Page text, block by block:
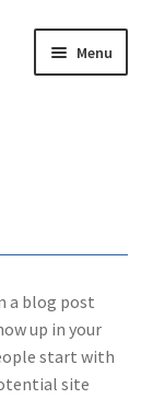
Menu
doznających i
rodzinna
a blog post
up in your
start with
site